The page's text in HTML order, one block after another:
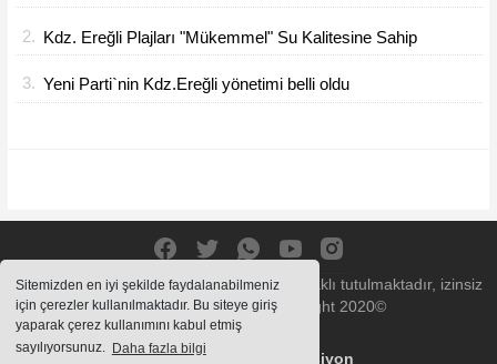
Sitemizden en iyi şekilde faydalanabilmeniz
için çerezler kullanılmaktadır. Bu siteye giriş
yaparak çerez kullanımını kabul etmiş
sayılıyorsunuz. Daha fazla bilgi
2. Kdz. Ereğli Plajları "Mükemmel" Su Kalitesine Sahip
3. Yeni Parti`nin Kdz.Ereğli yönetimi belli oldu
Sitemizde bulunan içeriklerin tüm hakları saklı tutulmaktadır, izinsiz
içerikler kullanılamaz. Copyright 2020©
Haber Yazılımı: Web Aksiyon